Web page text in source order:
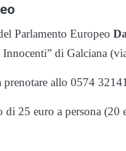
Parlamento Europeo
di Galciana
prenotare allo 0574
di 25 euro a persona